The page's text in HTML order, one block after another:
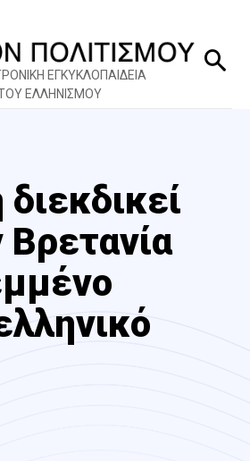
ΕΓΚΥΚΛΟΠΑΙΔΕΙΑ
ΕΛΛΗΝΙΣΜΟΥ